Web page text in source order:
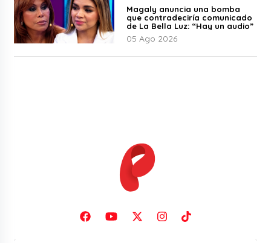
Magaly anuncia una bomba
que contradeciría comunicado
de La Bella Luz: “Hay un audio”
05 Ago 2026